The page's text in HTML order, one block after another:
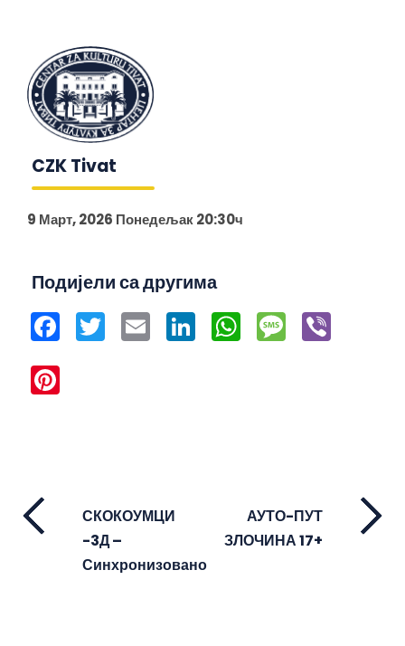
CZK Tivat
9 Март, 2026 Понедељак 20:30ч
Подијели са другима
Facebook
Twitter Email LinkedInWhatsApp
Message
СКОКОУМЦИ
-3Д –
Синхронизовано
АУТО-ПУТ
ЗЛОЧИНА 17+